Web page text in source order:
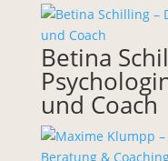
Betina
und Coach